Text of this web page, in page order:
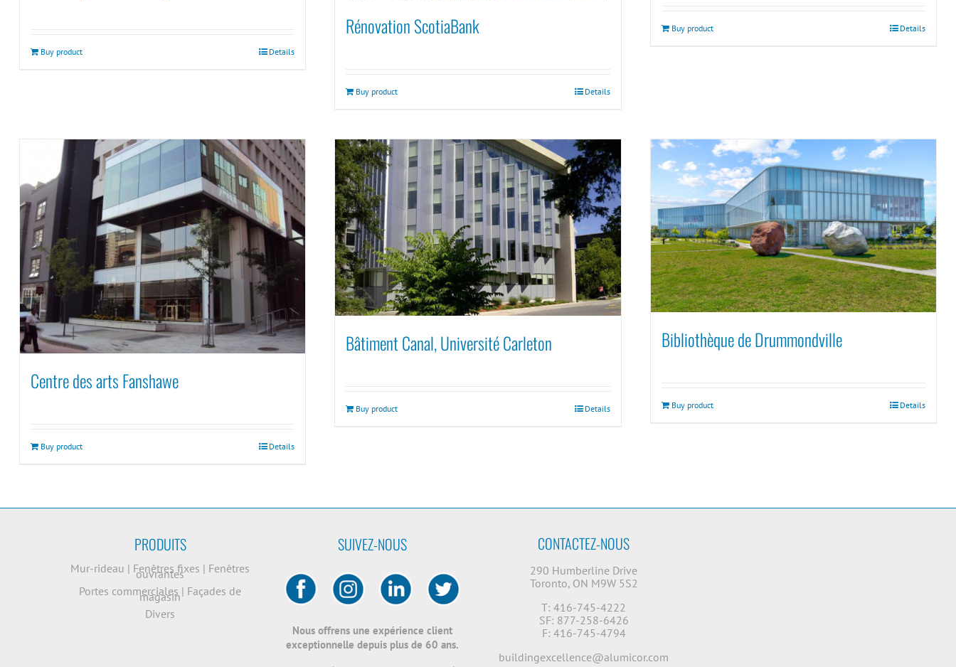
Buy product Details
Rénovation ScotiaBank
Buy product Details
Buy product Details
Centre des arts Fanshawe
Buy product Details
Bâtiment Canal, Université Carleton
Buy product Details
Bibliothèque de Drummondville
Buy product Details
PRODUITS
Mur-rideau | Fenêtres fixes | Fenêtres
ouvrantes
Portes commerciales | Façades de
magasin
Divers
SUIVEZ-NOUS
Nous offrens une expérience client
exceptionnelle depuis plus de 60 ans.
CONTACTEZ-NOUS
290 Humberline Drive
Toronto, ON M9W 5S2
T: 416-745-4222
SF: 877-258-6426
F: 416-745-4794
buildingexcellence@alumicor.com